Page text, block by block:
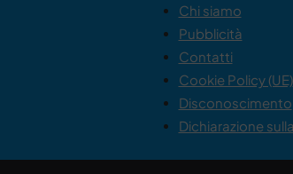
Chi siamo
Pubblicità
Contatti
Cookie Policy (UE)
Disconoscimento
Dichiarazione